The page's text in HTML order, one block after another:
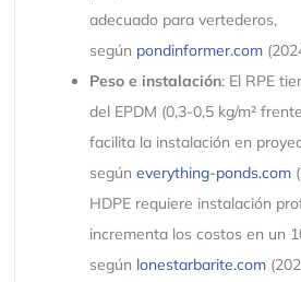
adecuado para vertederos,
según pondinformer.com
Peso e instalación: El RPE
del EPDM (0,3-0,5 kg/m²
facilita la instalación en
según everything-ponds.com
HDPE requiere instalación
incrementa los costos en un
según lonestarbarite.com